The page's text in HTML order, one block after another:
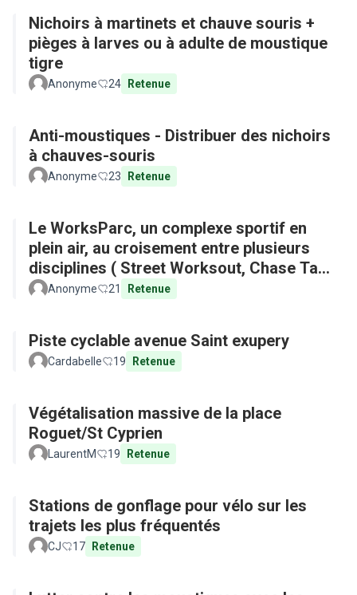
Nichoirs à martinets et chauve souris +
pièges à larves ou à adulte de moustique
tigre
Anonyme 24 Retenue
Anti-moustiques - Distribuer des nichoirs
à chauves-souris
Anonyme 23 Retenue
Le WorksParc, un complexe sportif en
plein air, au croisement entre plusieurs
disciplines ( Street Worksout, Chase Tag,
Parkour)
Anonyme 21 Retenue
Piste cyclable avenue Saint exupery
Cardabelle 19 Retenue
Végétalisation massive de la place
Roguet/St Cyprien
LaurentM 19 Retenue
Stations de gonflage pour vélo sur les
trajets les plus fréquentés
CJ 17 Retenue